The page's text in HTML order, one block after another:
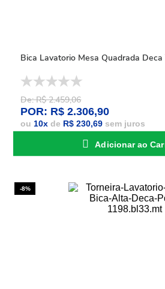
Bica Lavatorio Mesa Quadrada Deca
De: R$ 2.459,06
POR: R$ 2.306,90
ou 10x de R$ 230,69 sem juros
Adicionar ao
-8%